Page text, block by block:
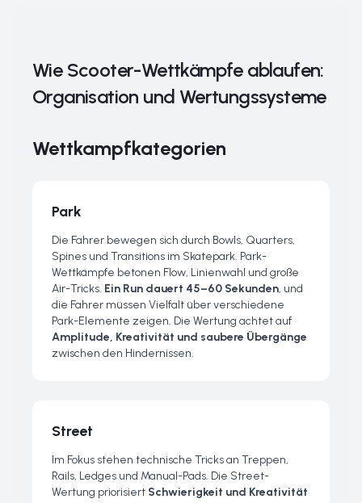
Wie Scooter-Wettkämpfe ablaufen:
Organisation und Wertungssysteme
Wettkampfkategorien
Park
Die Fahrer bewegen sich durch Bowls, Quarters,
Spines und Transitions im Skatepark. Park-
Wettkämpfe betonen Flow, Linienwahl und große
Air-Tricks. Ein Run dauert 45–60 Sekunden, und
die Fahrer müssen Vielfalt über verschiedene
Park-Elemente zeigen. Die Wertung achtet auf
Amplitude, Kreativität und saubere Übergänge
zwischen den Hindernissen.
Street
Im Fokus stehen technische Tricks an Treppen,
Rails, Ledges und Manual-Pads. Die Street-
Wertung priorisiert Schwierigkeit und Kreativität